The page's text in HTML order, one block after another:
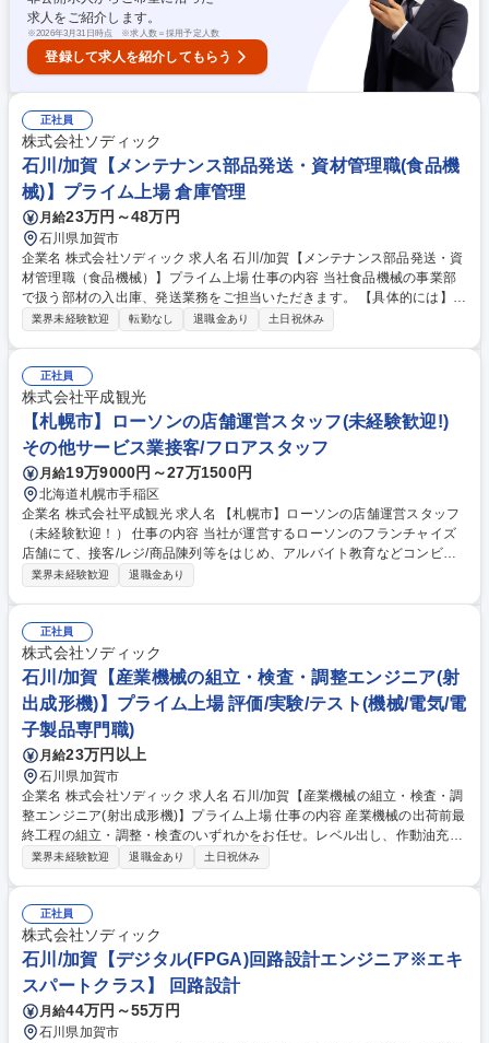
設計/転勤無/土日祝休
求人をご紹介します。
※2026年3月31日時点 ※求人数＝採用予定人数
登録して求人を紹介してもらう
正社員
株式会社ソディック
石川/加賀【メンテナンス部品発送・資材管理職(食品機
械)】プライム上場 倉庫管理
月給23万円～48万円
石川県加賀市
企業名 株式会社ソディック 求人名 石川/加賀【メンテナンス部品発送・資
材管理職（食品機械）】プライム上場 仕事の内容 当社食品機械の事業部
で扱う部材の入出庫、発送業務をご担当いただきます。 【具体的には】 ■
在庫の管理（使った分の補充・最低在庫の確認等） ■部品納期等、外注業
ス部品発送・資材管理職（食品機械）】プライム上場
業界未経験歓迎 転勤なし 退職金あり 土日祝休み
正社員
株式会社平成観光
【札幌市】ローソンの店舗運営スタッフ(未経験歓迎!)
その他サービス業接客/フロアスタッフ
月給19万9000円～27万1500円
北海道札幌市手稲区
企業名 株式会社平成観光 求人名 【札幌市】ローソンの店舗運営スタッフ
（未経験歓迎！） 仕事の内容 当社が運営するローソンのフランチャイズ
店舗にて、接客/レジ/商品陳列等をはじめ、アルバイト教育などコンビニ
運営業務全般をお任せします。 ※入社後、2週間程度の研修を予定してい
舗運営に携わることができます。 店舗ディスプレイを工夫するなど、お客
様がワクワク買い物ができる、 売り場づくりを目指していただきます！
仕事内容の変更範囲：当社業務全般内容 募集職種 【札幌市】ローソンの
店舗運営スタッフ（未経験歓迎！）
業界未経験歓迎 退職金あり
正社員
株式会社ソディック
石川/加賀【産業機械の組立・検査・調整エンジニア(射
出成形機)】プライム上場 評価/実験/テスト(機械/電気/電
子製品専門職)
月給23万円以上
石川県加賀市
企業名 株式会社ソディック 求人名 石川/加賀【産業機械の組立・検査・調
整エンジニア(射出成形機)】プライム上場 仕事の内容 産業機械の出荷前最
終工程の組立・調整・検査のいずれかをお任せ。レベル出し、作動油充
填、油圧機器・モータの動作確認、射出条件のチューニング、機械精度検
や国内外工場への技術指導など、技術を軸としたキャリア形成が可能で
す。独自の成形方式により高い市場評価を得ている製品です。 募集職種
石川/加賀【産業機械の組立・検査・調整エンジニア(射出成形機)】プライ
業界未経験歓迎 退職金あり 土日祝休み
正社員
株式会社ソディック
石川/加賀【デジタル(FPGA)回路設計エンジニア※エキ
スパートクラス】 回路設計
月給44万円～55万円
石川県加賀市